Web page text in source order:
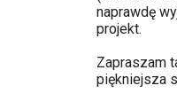
naprawdę
projekt.
Zapraszam
piękniejsza